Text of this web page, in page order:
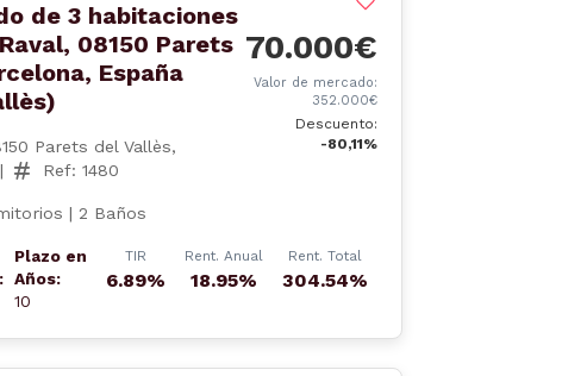
de 3 habitaciones
08150 Parets
España
Parets del Vallès,
Ref: 1480
| 2 Baños
70.000€
Valor de mercado:
352.000€
Descuento:
-80,11%
Plazo en
Años:
10
TIR
6.89%
Rent. Anual
18.95%
Rent. Total
304.54%